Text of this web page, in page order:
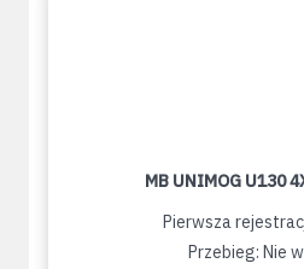
MB UNIMOG U130
Pierwsza
Przebieg: Nie